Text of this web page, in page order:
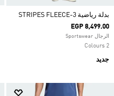
بدلة رياضية 3-STRIPES FLEECE
EGP 8,499.00
الرجال Sportswear
2 Colours
جديد